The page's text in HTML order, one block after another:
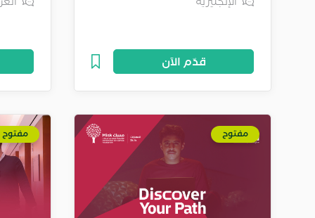
قدّم الآن
مفتوح مفتوح